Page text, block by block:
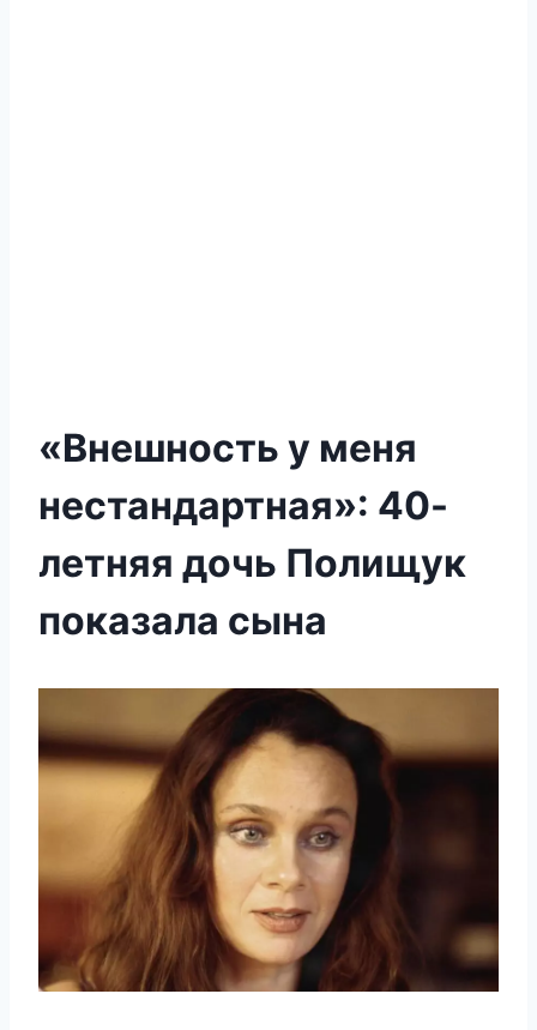
«Внешность у меня
нестандартная»: 40-
летняя дочь Полищук
показала сына